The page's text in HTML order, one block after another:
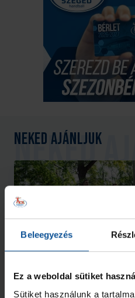
Beleegyezés
Ez a weboldal sütiket
Sütiket használunk a
Neked ajánljuk
Galéria
NB I 2026. júl. 29.